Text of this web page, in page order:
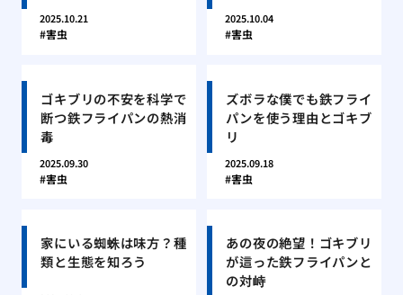
2025.10.21
害虫
2025.10.04
害虫
ゴキブリの不安を科学で
断つ鉄フライパンの熱消
毒
2025.09.30
害虫
ズボラな僕でも鉄フライ
パンを使う理由とゴキブ
リ
2025.09.18
害虫
家にいる蜘蛛は味方？種
類と生態を知ろう
あの夜の絶望！ゴキブリ
が這った鉄フライパンと
の対峙